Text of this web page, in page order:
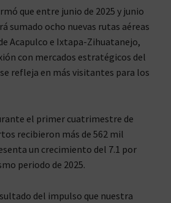
que entre junio de 2025 y junio
sumado ocho nuevas rutas aéreas
Acapulco e Ixtapa-Zihuatanejo,
con mercados estratégicos del
refleja en más visitantes para los
el primer cuatrimestre de
recibieron más de 562 mil
un crecimiento del 7.1 por
periodo de 2025.
del impulso que nuestra